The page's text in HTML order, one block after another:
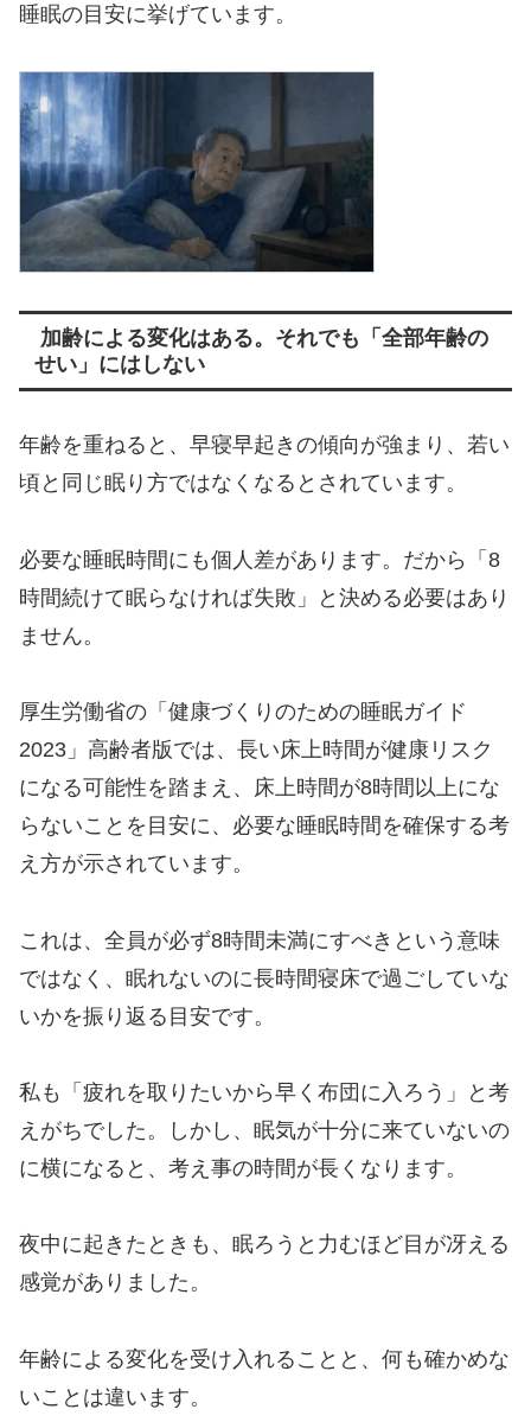
睡眠の目安に挙げています。
加齢による変化はある。それでも「全部年齢の
せい」にはしない
年齢を重ねると、早寝早起きの傾向が強まり、若い
頃と同じ眠り方ではなくなるとされています。
必要な睡眠時間にも個人差があります。だから「8
時間続けて眠らなければ失敗」と決める必要はあり
ません。
厚生労働省の「健康づくりのための睡眠ガイド
2023」高齢者版では、長い床上時間が健康リスク
になる可能性を踏まえ、床上時間が8時間以上にな
らないことを目安に、必要な睡眠時間を確保する考
え方が示されています。
これは、全員が必ず8時間未満にすべきという意味
ではなく、眠れないのに長時間寝床で過ごしていな
いかを振り返る目安です。
私も「疲れを取りたいから早く布団に入ろう」と考
えがちでした。しかし、眠気が十分に来ていないの
に横になると、考え事の時間が長くなります。
夜中に起きたときも、眠ろうと力むほど目が冴える
感覚がありました。
年齢による変化を受け入れることと、何も確かめな
いことは違います。